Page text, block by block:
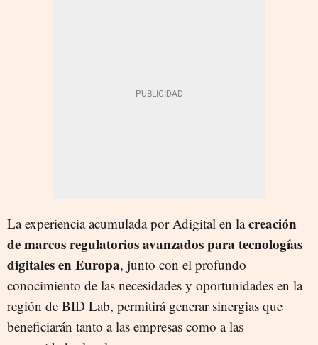
La experiencia acumulada por Adigital en lacreación
de marcos regulatorios avanzados para tecnologías
digitales en Europa, junto con el profundo
conocimiento de las necesidades y oportunidades en la
región de BID Lab, permitirá generar sinergias que
beneficiarán tanto a las empresas como a las